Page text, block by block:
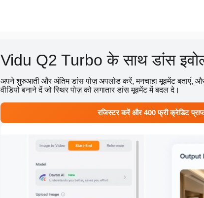
Vidu Q2 Turbo के साथ डांस
अपने शुरुआती और अंतिम डांस पोज़ अपलोड करें, मनचाहा मूवमेंट बताएं,
वीडियो बनाने दें जो स्थिर पोज़ को लगातार डांस मूवमेंट में बदल दे।
रजिस्टर करें और 400 फ्री क्रेडिट